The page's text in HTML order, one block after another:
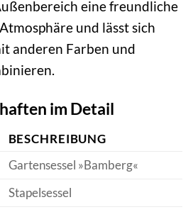
eine freundliche
und lässt sich
anderen Farben und
im Detail
BESCHREIBUNG
Gartensessel »Bamberg«
Stapelsessel